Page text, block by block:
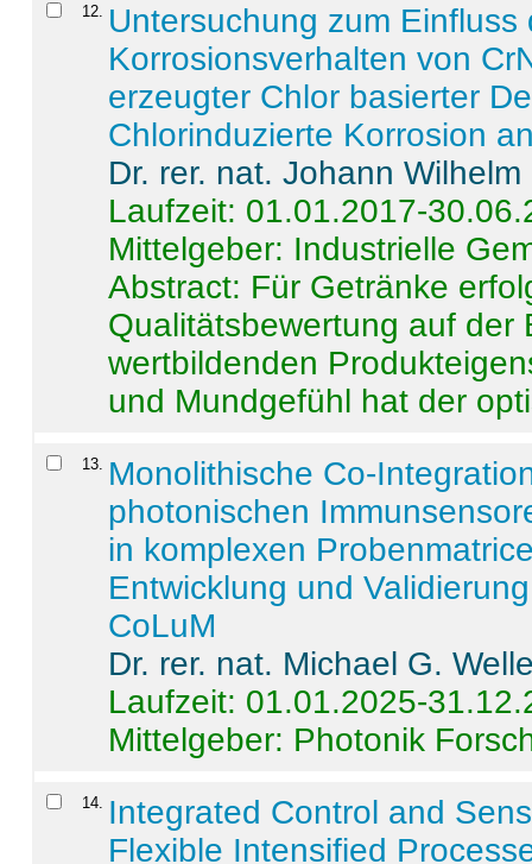
12
Untersuchung zum
Korrosionsverhalten von
erzeugter Chlor basierter
Chlorinduzierte Korrosion
Dr. rer. nat. Johann
Laufzeit: 01.01.2017-
Mittelgeber: Industrielle
Abstract: Für Getränke
Qualitätsbewertung auf der
wertbildenden
und Mundgefühl hat der
13
Monolithische Co-
photonischen
in komplexen
Entwicklung und
CoLuM
Dr. rer. nat. Michael G.
Laufzeit: 01.01.2025-
Mittelgeber: Photonik
14
Integrated Control and
Flexible Intensified